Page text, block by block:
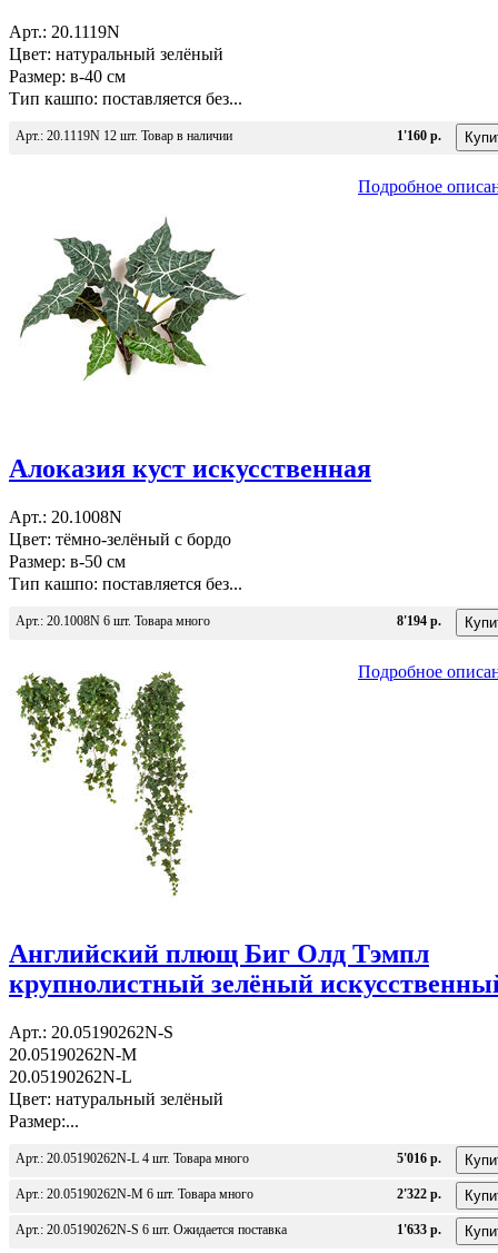
Арт.: 20.1119N
Цвет: натуральный зелёный
Размер: в-40 см
Тип кашпо: поставляется без...
Арт.: 20.1119N 12 шт. Товар в наличии 1'160 р.
Подробное
Алоказия куст искусственная
Арт.: 20.1008N
Цвет: тёмно-зелёный с бордо
Размер: в-50 см
Тип кашпо: поставляется без...
Арт.: 20.1008N 6 шт. Товара много 8'194 р.
Подробное
Английский плющ Биг Олд Тэмпл
крупнолистный зелёный
Арт.: 20.05190262N-S
20.05190262N-M
20.05190262N-L
Цвет: натуральный зелёный
Размер:...
Арт.: 20.05190262N-L 4 шт. Товара много 5'016 р.
Арт.: 20.05190262N-M 6 шт. Товара много 2'322 р.
Арт.: 20.05190262N-S 6 шт. Ожидается поставка 1'633 р.